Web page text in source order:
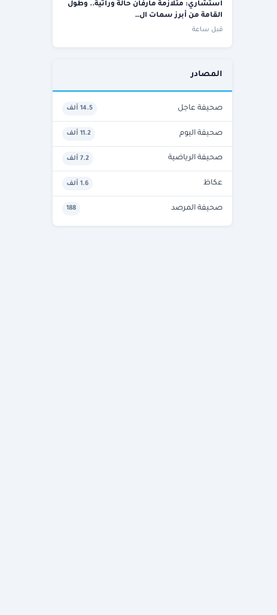
استشاري: متلازمة مارفان حالة وراثية.. وطول
القامة من أبرز سمات ال…
قبل ساعة
المصادر
صحيفة عاجل 14.5 ألف
صحيفة اليوم 11.2 ألف
صحيفة الرياضية 7.2 ألف
عكاظ 1.6 ألف
صحيفة المرصد 188